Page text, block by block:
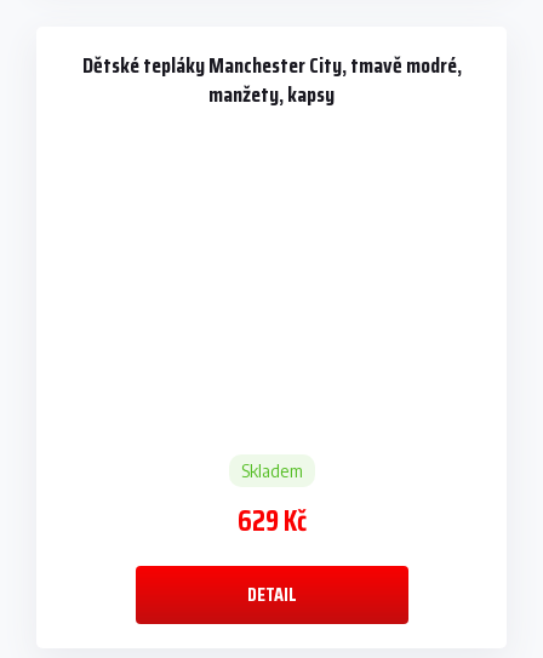
Dětské tepláky Manchester City, tmavě modré,
manžety, kapsy
Skladem
629 Kč
DETAIL